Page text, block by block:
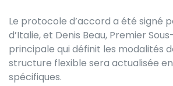
Le protocole d’accord a été signé
d’Italie, et Denis Beau, Premier
principale qui définit les modalités
structure flexible sera actualisée
spécifiques.